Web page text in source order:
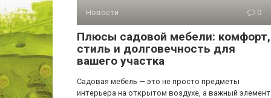
Новости 0
Плюсы садовой мебели: комфорт,
стиль и долговечность для
вашего участка
Садовая мебель — это не просто предметы
интерьера на открытом воздухе, а важный элемент